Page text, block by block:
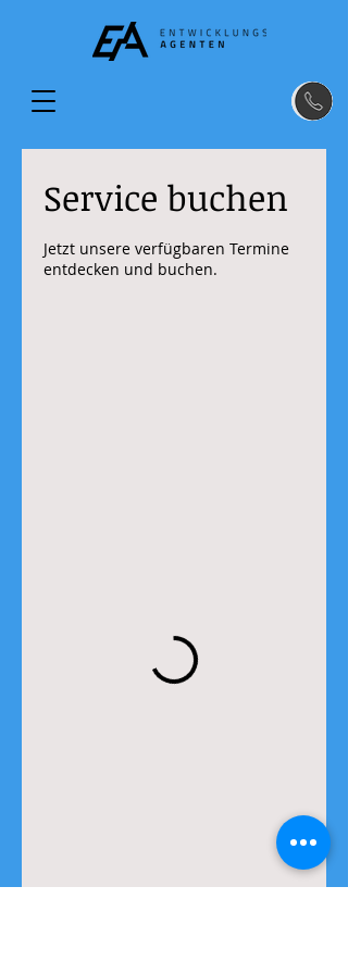
Service buchen
Jetzt unsere verfügbaren Termine
entdecken und buchen.